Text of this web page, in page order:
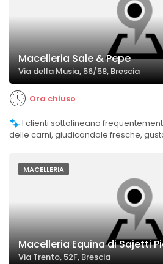
Macelleria Sale & Pepe
Via della Musia, 56/58, Brescia
Ora chiuso
delle carni, giudicandole fresche,
MACELLERIA
Macelleria Equina di Sajetti
Via Trento, 52F, Brescia